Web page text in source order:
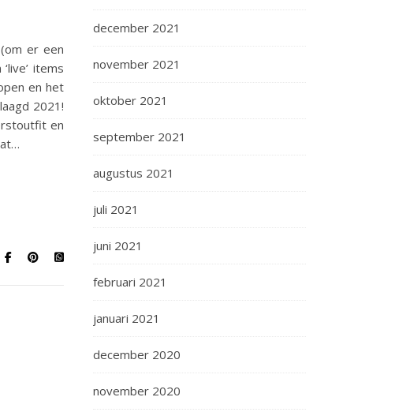
er een
items
en het
2021!
en
december 2021
november 2021
oktober 2021
september 2021
augustus 2021
juli 2021
juni 2021
februari 2021
januari 2021
december 2020
november 2020